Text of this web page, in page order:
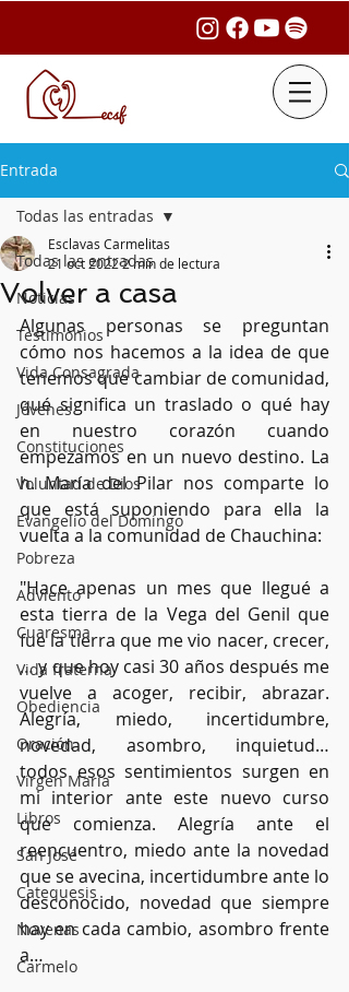
Entrada
Todas las entradas
Noticias
Testimonios
Vida Consagrada
Jóvenes
Constituciones
Voluntad de Dios
Evangelio del Domingo
Pobreza
Adviento
Cuaresma
Vida fraterna
Obediencia
Oración
Virgen María
Libros
San José
Catequesis
Novenas
Carmelo
Todas las entradas
Volver a casa
Esclavas Carmelitas
21 oct 20222 min de lectura
Algunas personas se preguntan
cómo nos hacemos a la idea de que
tenemos que cambiar de comunidad,
qué significa un traslado o qué hay
en nuestro corazón cuando
empezamos en un nuevo destino. La
h. María del Pilar nos comparte lo
que está suponiendo para ella la
vuelta a la comunidad de Chauchina:
"Hace apenas un mes que llegué a
esta tierra de la Vega del Genil que
fue la tierra que me vio nacer, crecer,
… y que hoy casi 30 años después me
vuelve a acoger, recibir, abrazar.
Alegría, miedo, incertidumbre,
novedad, asombro, inquietud…
todos esos sentimientos surgen en
mi interior ante este nuevo curso
que comienza. Alegría ante el
reencuentro, miedo ante la novedad
que se avecina, incertidumbre ante lo
desconocido, novedad que siempre
hay en cada cambio, asombro frente
a…